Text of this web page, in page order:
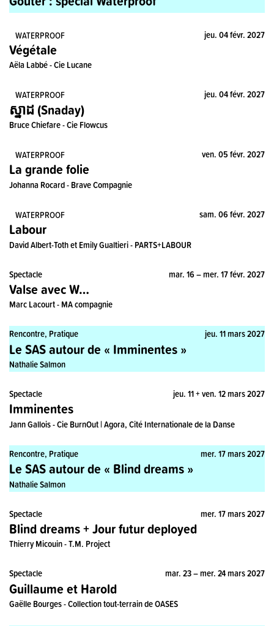
WATERPROOF
Spectacle jeu. 04 févr. 2027
Végétale
Aëla Labbé - Cie Lucane
WATERPROOF
Spectacle jeu. 04 févr. 2027
ស្នាដ (Snaday)
Bruce Chiefare - Cie Flowcus
WATERPROOF
Spectacle ven. 05 févr. 2027
La grande folie
Johanna Rocard - Brave Compagnie
WATERPROOF
Spectacle sam. 06 févr. 2027
Labour
David Albert-Toth et Emily Gualtieri - PARTS+LABOUR
Spectacle mar. 16 – mer. 17 févr. 2027
Valse avec W…
Marc Lacourt - MA compagnie
Rencontre, Pratique jeu. 11 mars 2027
Le SAS autour de « Imminentes »
Nathalie Salmon
Spectacle jeu. 11 + ven. 12 mars 2027
Imminentes
Jann Gallois - Cie BurnOut | Agora, Cité Internationale de la Danse
Rencontre, Pratique mer. 17 mars 2027
Le SAS autour de « Blind dreams »
Nathalie Salmon
Spectacle mer. 17 mars 2027
Blind dreams + Jour futur deployed
Thierry Micouin - T.M. Project
Spectacle mar. 23 – mer. 24 mars 2027
Guillaume et Harold
Gaëlle Bourges - Collection tout-terrain de OASES